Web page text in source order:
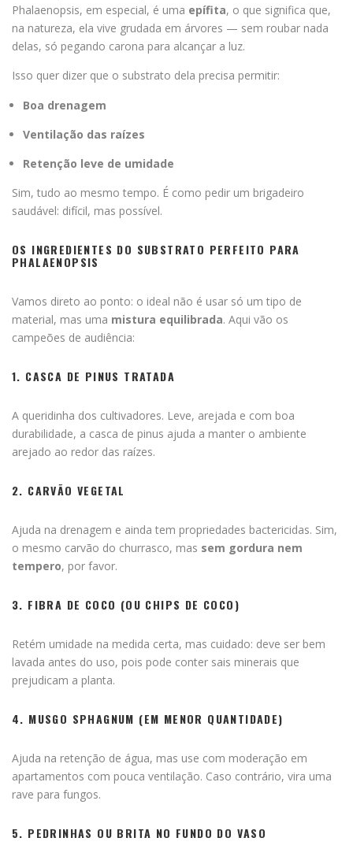
Phalaenopsis, em especial, é uma epífita, o que significa que,
na natureza, ela vive grudada em árvores — sem roubar nada
delas, só pegando carona para alcançar a luz.
Isso quer dizer que o substrato dela precisa permitir:
Boa drenagem
Ventilação das raízes
Retenção leve de umidade
Sim, tudo ao mesmo tempo. É como pedir um brigadeiro
saudável: difícil, mas possível.
OS INGREDIENTES DO SUBSTRATO PERFEITO PARA
PHALAENOPSIS
Vamos direto ao ponto: o ideal não é usar só um tipo de
material, mas uma mistura equilibrada. Aqui vão os
campeões de audiência:
1. CASCA DE PINUS TRATADA
A queridinha dos cultivadores. Leve, arejada e com boa
durabilidade, a casca de pinus ajuda a manter o ambiente
arejado ao redor das raízes.
2. CARVÃO VEGETAL
Ajuda na drenagem e ainda tem propriedades bactericidas. Sim,
o mesmo carvão do churrasco, mas sem gordura nem
tempero, por favor.
3. FIBRA DE COCO (OU CHIPS DE COCO)
Retém umidade na medida certa, mas cuidado: deve ser bem
lavada antes do uso, pois pode conter sais minerais que
prejudicam a planta.
4. MUSGO SPHAGNUM (EM MENOR QUANTIDADE)
Ajuda na retenção de água, mas use com moderação em
apartamentos com pouca ventilação. Caso contrário, vira uma
rave para fungos.
5. PEDRINHAS OU BRITA NO FUNDO DO VASO